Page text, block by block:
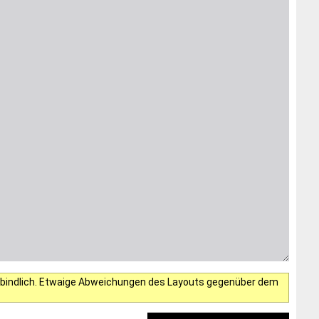
Etwaige Abweichungen des Layouts gegenüber dem